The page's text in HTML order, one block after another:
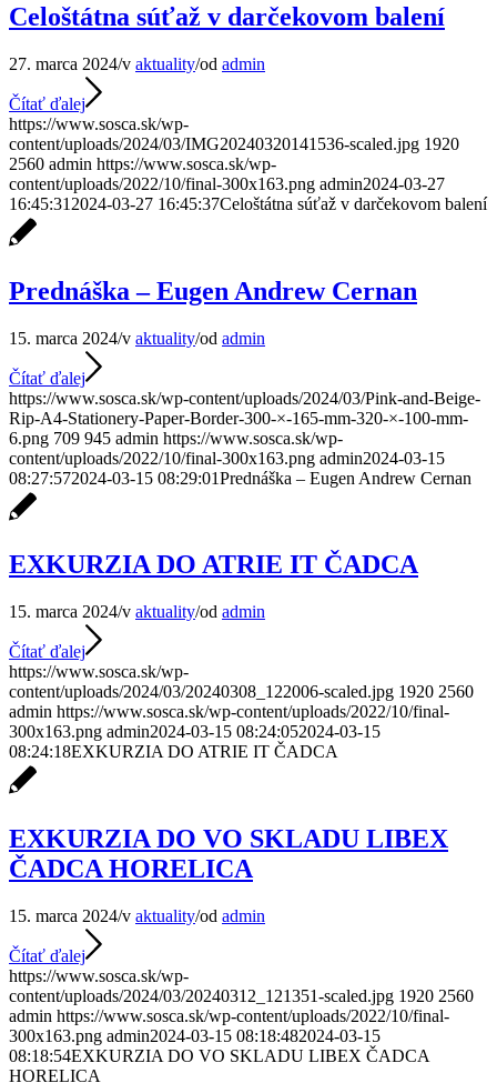
Celoštátna súťaž v darčekovom balení
27. marca 2024/v aktuality/od admin
Čítať ďalej
https://www.sosca.sk/wp-
content/uploads/2024/03/IMG20240320141536-scaled.jpg 1920
2560 admin https://www.sosca.sk/wp-
content/uploads/2022/10/final-300x163.png admin2024-03-27
16:45:31 2024-03-27 16:45:37Celoštátna súťaž v darčekovom balení
Prednáška – Eugen Andrew Cernan
15. marca 2024/v aktuality/od admin
Čítať ďalej
https://www.sosca.sk/wp-content/uploads/2024/03/Pink-and-Beige-
Rip-A4-Stationery-Paper-Border-300-×-165-mm-320-×-100-mm-
6.png 709 945 admin https://www.sosca.sk/wp-
content/uploads/2022/10/final-300x163.png admin2024-03-15
08:27:572024-03-15 08:29:01Prednáška – Eugen Andrew Cernan
EXKURZIA DO ATRIE IT ČADCA
15. marca 2024/v aktuality/od admin
Čítať ďalej
https://www.sosca.sk/wp-
content/uploads/2024/03/20240308_122006-scaled.jpg 1920 2560
admin https://www.sosca.sk/wp-content/uploads/2022/10/final-
300x163.png admin2024-03-15 08:24:052024-03-15
08:24:18EXKURZIA DO ATRIE IT ČADCA
EXKURZIA DO VO SKLADU LIBEX
ČADCA HORELICA
15. marca 2024/v aktuality/od admin
Čítať ďalej
https://www.sosca.sk/wp-
content/uploads/2024/03/20240312_121351-scaled.jpg 1920 2560
admin https://www.sosca.sk/wp-content/uploads/2022/10/final-
300x163.png admin2024-03-15 08:18:482024-03-15
08:18:54EXKURZIA DO VO SKLADU LIBEX ČADCA
HORELICA